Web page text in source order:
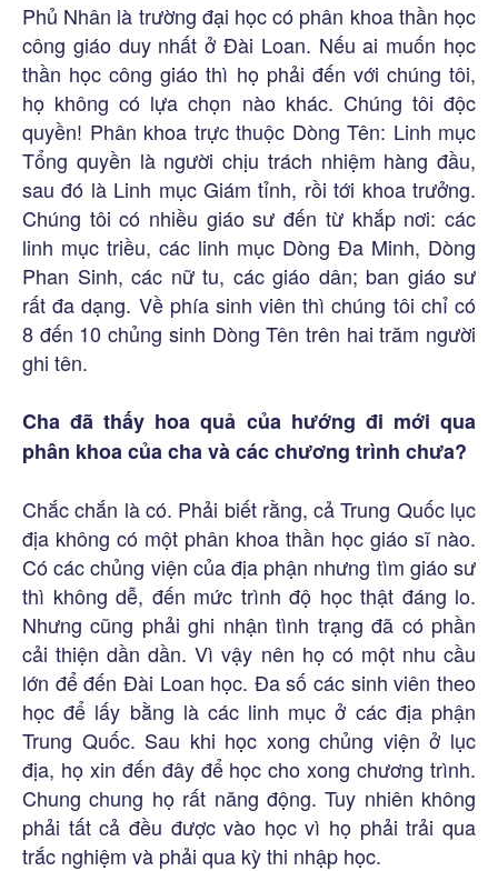
Phủ Nhân là trường đại học có phân khoa thần học
công giáo duy nhất ở Đài Loan. Nếu ai muốn học
thần học công giáo thì họ phải đến với chúng tôi,
họ không có lựa chọn nào khác. Chúng tôi độc
quyền! Phân khoa trực thuộc Dòng Tên: Linh mục
Tổng quyền là người chịu trách nhiệm hàng đầu,
sau đó là Linh mục Giám tỉnh, rồi tới khoa trưởng.
Chúng tôi có nhiều giáo sư đến từ khắp nơi: các
linh mục triều, các linh mục Dòng Đa Minh, Dòng
Phan Sinh, các nữ tu, các giáo dân; ban giáo sư
rất đa dạng. Về phía sinh viên thì chúng tôi chỉ có
8 đến 10 chủng sinh Dòng Tên trên hai trăm người
ghi tên.
Cha đã thấy hoa quả của hướng đi mới qua
phân khoa của cha và các chương trình chưa?
Chắc chắn là có. Phải biết rằng, cả Trung Quốc lục
địa không có một phân khoa thần học giáo sĩ nào.
Có các chủng viện của địa phận nhưng tìm giáo sư
thì không dễ, đến mức trình độ học thật đáng lo.
Nhưng cũng phải ghi nhận tình trạng đã có phần
cải thiện dần dần. Vì vậy nên họ có một nhu cầu
lớn để đến Đài Loan học. Đa số các sinh viên theo
học để lấy bằng là các linh mục ở các địa phận
Trung Quốc. Sau khi học xong chủng viện ở lục
địa, họ xin đến đây để học cho xong chương trình.
Chung chung họ rất năng động. Tuy nhiên không
phải tất cả đều được vào học vì họ phải trải qua
trắc nghiệm và phải qua kỳ thi nhập học.